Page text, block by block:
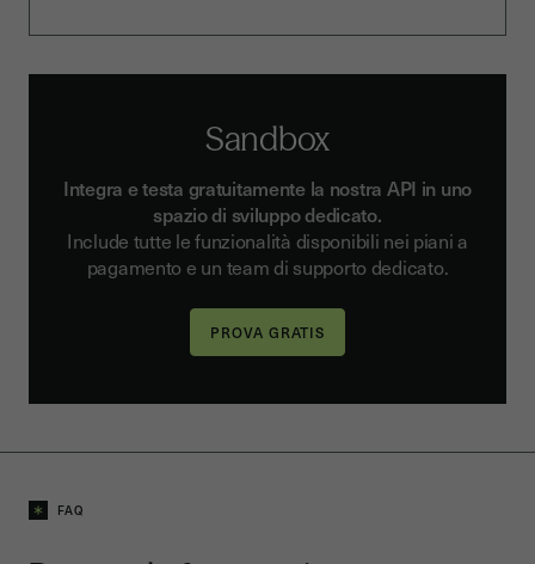
Sandbox
Integra e testa gratuitamente la nostra API in uno
spazio di sviluppo dedicato.
Include tutte le funzionalità disponibili nei piani a
pagamento e un team di supporto dedicato.
FAQ